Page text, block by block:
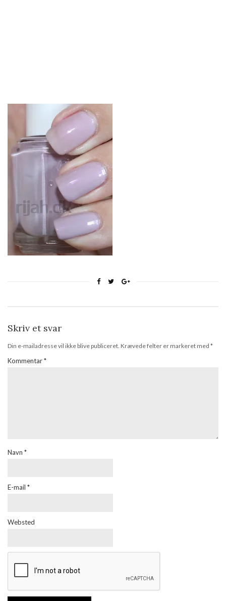
Skriv et svar
Din e-mailadresse vil ikke blive publiceret. Krævede felter er markeret med *
Kommentar*
Navn *
E-mail *
Websted